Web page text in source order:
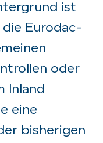
ist
die Eurodac-
oder
Inland
eine
bisherigen